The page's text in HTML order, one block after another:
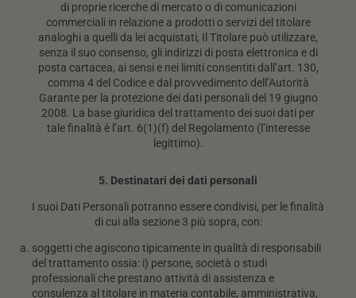
di proprie ricerche di mercato o di comunicazioni
commerciali in relazione a prodotti o servizi del titolare
analoghi a quelli da lei acquistati, Il Titolare può utilizzare,
senza il suo consenso, gli indirizzi di posta elettronica e di
posta cartacea, ai sensi e nei limiti consentiti dall’art. 130,
comma 4 del Codice e dal provvedimento dell’Autorità
Garante per la protezione dei dati personali del 19 giugno
2008. La base giuridica del trattamento dei suoi dati per
tale finalità è l’art. 6(1)(f) del Regolamento (l’interesse
legittimo).
5. Destinatari dei dati personali
I suoi Dati Personali potranno essere condivisi, per le finalità
di cui alla sezione 3 più sopra, con:
soggetti che agiscono tipicamente in qualità di responsabili
del trattamento ossia: i) persone, società o studi
professionali che prestano attività di assistenza e
consulenza al titolare in materia contabile, amministrativa,